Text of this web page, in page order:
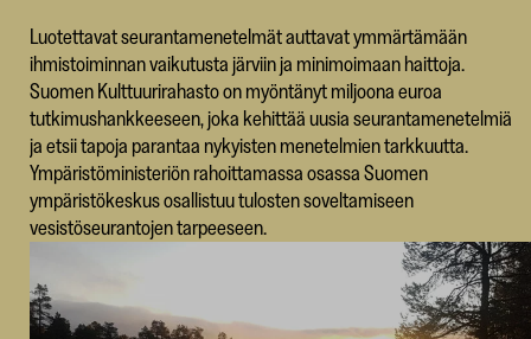
Luotettavat seurantamenetelmät auttavat ymmärtämään
ihmistoiminnan vaikutusta järviin ja minimoimaan haittoja.
Suomen Kulttuurirahasto on myöntänyt miljoona euroa
tutkimushankkeeseen, joka kehittää uusia seurantamenetelmiä
ja etsii tapoja parantaa nykyisten menetelmien tarkkuutta.
Ympäristöministeriön rahoittamassa osassa Suomen
ympäristökeskus osallistuu tulosten soveltamiseen
vesistöseurantojen tarpeeseen.